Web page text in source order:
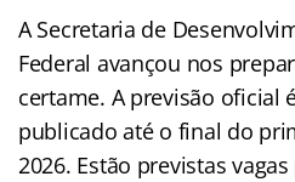
A Secretaria de
Federal avançou nos
certame. A previsão oficial
publicado até o final do
2026. Estão previstas